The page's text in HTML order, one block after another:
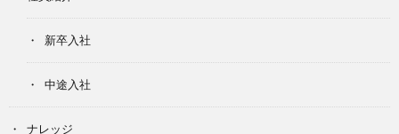
新卒入社
中途入社
ナレッジ